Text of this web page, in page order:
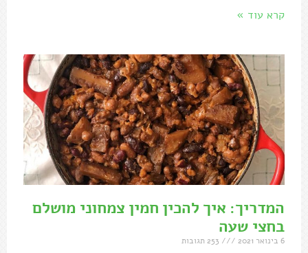
קרא עוד »
המדריך: איך להכין חמין צמחוני מושלם
בחצי שעה
6 בינואר 2021